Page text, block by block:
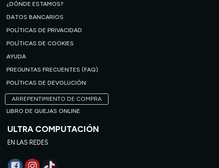
¿DÓNDE ESTAMOS?
DATOS BANCARIOS
POLÍTICAS DE PRIVACIDAD
POLÍTICAS DE COOKIES
AYUDA
PREGUNTAS FRECUENTES (FAQ)
POLÍTICAS DE DEVOLUCIÓN
ARREPENTIMIENTO DE COMPRA
LIBRO DE QUEJAS ONLINE
ULTRA COMPUTACIÓN
EN LAS REDES